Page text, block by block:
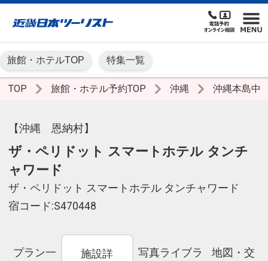
旅館・ホテルTOP 特集一覧
TOP 旅館・ホテル予約TOP 沖縄 沖縄本島中
【沖縄 恩納村】
ザ・ペリドット スマートホテル タンチ
ャワード
ザ・ペリドット スマートホテル タンチャワード
宿コード:S470448
プラン一
施設詳
写真ライブラ
地図・交